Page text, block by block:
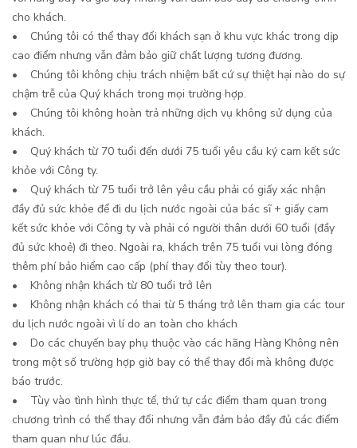
cho khách.
• Chúng tôi có thể thay đổi khách sạn ở khu vực khác trong dịp
cao điểm nhưng vẫn đảm bảo giữ chất lượng tương đương.
• Chúng tôi không chịu trách nhiệm bất cứ sự thiệt hại nào do sự
chậm trễ của Quý khách trong mọi trường hợp.
• Chúng tôi không hoàn trả những dịch vụ không sử dụng của
khách.
• Quý khách từ 70 tuổi đến dưới 75 tuổi yêu cầu ký cam kết sức
khỏe với Công ty.
• Quý khách từ 75 tuổi trở lên yêu cầu phải có giấy xác nhận
đầy đủ sức khỏe để đi du lịch nước ngoài của bác sĩ + giấy cam
kết sức khỏe với Công ty và phải có người thân dưới 60 tuổi (đầy
đủ sức khoẻ) đi theo. Ngoài ra, khách trên 75 tuổi vui lòng đóng
thêm phí bảo hiểm cao cấp (phí thay đổi tùy theo tour).
• Không nhận khách từ 80 tuổi trở lên
• Không nhận khách có thai từ 5 tháng trở lên tham gia các tour
du lịch nước ngoài vì lí do an toàn cho khách
• Do các chuyến bay phụ thuộc vào các hãng Hàng Không nên
trong một số trường hợp giờ bay có thể thay đổi mà không được
báo trước.
• Tùy vào tình hình thực tế, thứ tự các điểm tham quan trong
chương trình có thể thay đổi nhưng vẫn đảm bảo đầy đủ các điểm
tham quan như lúc đầu.